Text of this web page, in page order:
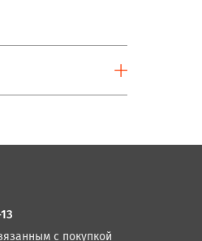
с покупкой